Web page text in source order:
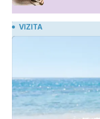
VIZITA